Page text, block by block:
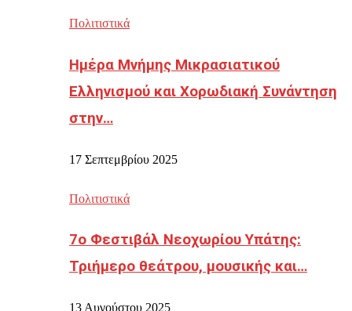
Πολιτιστικά
Ημέρα Μνήμης Μικρασιατικού
Ελληνισμού και Χορωδιακή Συνάντηση
στην…
17 Σεπτεμβρίου 2025
Πολιτιστικά
7ο Φεστιβάλ Νεοχωρίου Υπάτης:
Τριήμερο θεάτρου, μουσικής και…
13 Αυγούστου 2025